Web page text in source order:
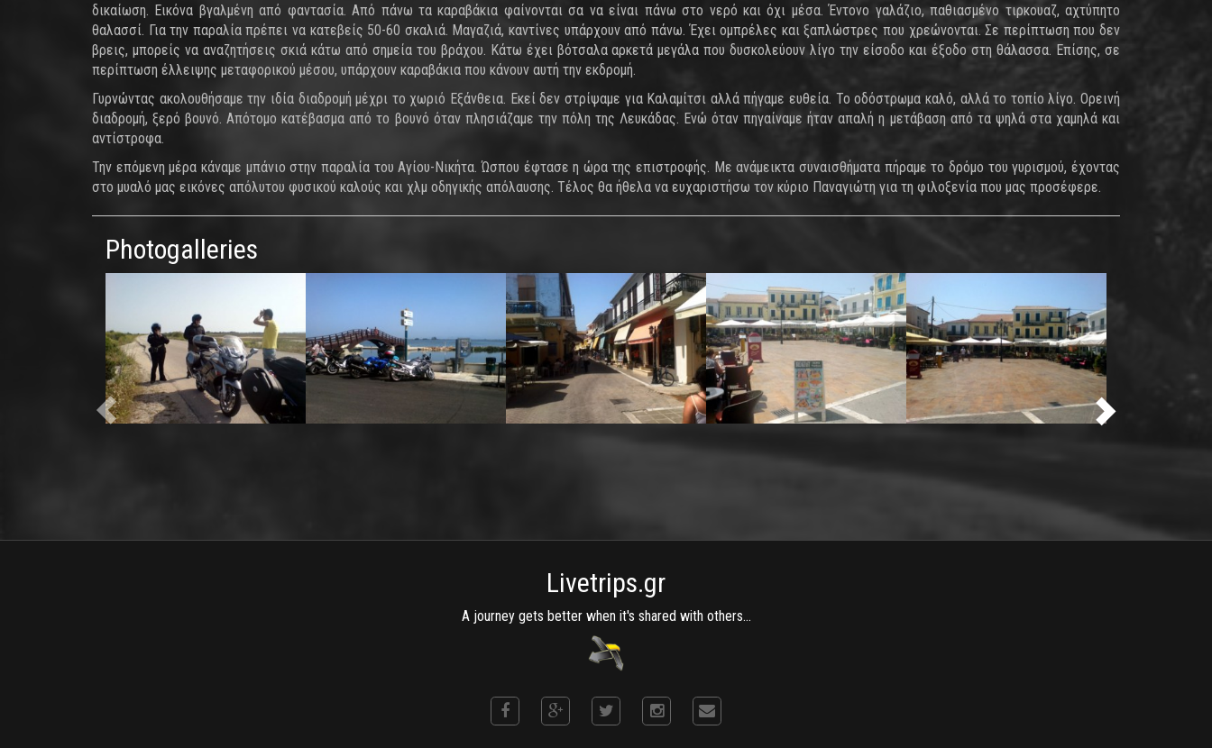
δικαίωση. Εικόνα βγαλμένη από φαντασία. Από πάνω τα καραβάκια φαίνονται σα να είναι πάνω στο νερό και όχι μέσα. Έντονο γαλάζιο, παθιασμένο τιρκουαζ, αχτύπητο
θαλασσί. Για την παραλία πρέπει να κατεβείς 50-60 σκαλιά. Μαγαζιά, καντίνες υπάρχουν από πάνω. Έχει ομπρέλες και ξαπλώστρες που χρεώνονται. Σε περίπτωση που δεν
βρεις, μπορείς να αναζητήσεις σκιά κάτω από σημεία του βράχου. Κάτω έχει βότσαλα αρκετά μεγάλα που δυσκολεύουν λίγο την είσοδο και έξοδο στη θάλασσα. Επίσης, σε
περίπτωση έλλειψης μεταφορικού μέσου, υπάρχουν καραβάκια που κάνουν αυτή την εκδρομή.
Γυρνώντας ακολουθήσαμε την ιδία διαδρομή μέχρι το χωριό Εξάνθεια. Εκεί δεν στρίψαμε για Καλαμίτσι αλλά πήγαμε ευθεία. Το οδόστρωμα καλό, αλλά το τοπίο λίγο. Ορεινή
διαδρομή, ξερό βουνό. Απότομο κατέβασμα από το βουνό όταν πλησιάζαμε την πόλη της Λευκάδας. Ενώ όταν πηγαίναμε ήταν απαλή η μετάβαση από τα ψηλά στα χαμηλά και
αντίστροφα.
Την επόμενη μέρα κάναμε μπάνιο στην παραλία του Αγίου-Νικήτα. Ώσπου έφτασε η ώρα της επιστροφής. Με ανάμεικτα συναισθήματα πήραμε το δρόμο του γυρισμού, έχοντας
στο μυαλό μας εικόνες απόλυτου φυσικού καλούς και χλμ οδηγικής απόλαυσης. Τέλος θα ήθελα να ευχαριστήσω τον κύριο Παναγιώτη για τη φιλοξενία που μας προσέφερε.
Photogalleries
Livetrips.gr
A journey gets better when it's shared with others...